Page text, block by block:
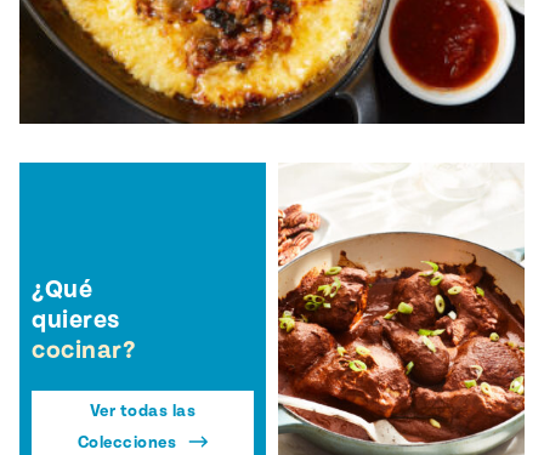
¿Qué
quieres
cocinar?
Ver todas las
Colecciones